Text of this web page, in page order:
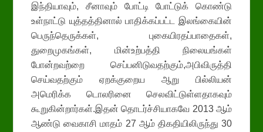
இந்தியாவும், சீனாவும் போட்டி போட்டுக் கொண்டு
உள்நாட்டு யுத்தத்தினால் பாதிக்கப்பட்ட இலங்கையின்
பெருந்தெருக்கள், புகையிரதப்பாதைகள்,
துறைமுகங்கள், மின்உற்பத்தி நிலையங்கள்
போன்றவற்றை செப்பனிடுவதற்கும்,அபிவிருத்தி
செய்வதற்கும் ஏறக்குறைய ஆறு பில்லியன்
அமெரிக்க டொலரினை செலவிட்டுள்ளதாகவும்
கூறுகின்றார்கள்.இதன் தொடர்ச்சியாகவே 2013 ஆம்
ஆண்டு வைகாசி மாதம் 27 ஆம் திகதியிலிருந்து 30